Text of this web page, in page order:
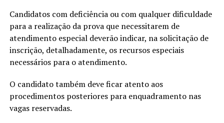
Candidatos com deficiência ou com qualquer dificuldade
para a realização da prova que necessitarem de
atendimento especial deverão indicar, na solicitação de
inscrição, detalhadamente, os recursos especiais
necessários para o atendimento.
O candidato também deve ficar atento aos
procedimentos posteriores para enquadramento nas
vagas reservadas.